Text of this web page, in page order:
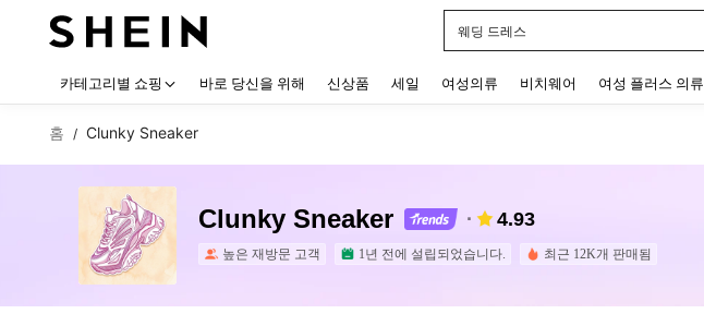
웨딩 드레스
카테고리별 쇼핑 바로 당신을 위해 신상품 세일 여성의류 비치웨어 여성 플러스 의류
홈 / Clunky Sneaker
Clunky Sneaker 4.93
높은 재방문 고객 1년 전에 설립되었습니다. 최근 12K개 판매됨